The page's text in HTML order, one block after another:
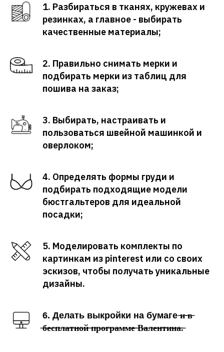
1. Разбираться в тканях, кружевах и
резинках, а главное - выбирать
качественные материалы;
2. Правильно снимать мерки и
подбирать мерки из таблиц для
пошива на заказ;
3. Выбирать, настраивать и
пользоваться швейной машинкой и
оверлоком;
4. Определять формы груди и
подбирать подходящие модели
бюстгальтеров для идеальной
посадки;
5. Моделировать комплекты по
картинкам из pinterest или со своих
эскизов, чтобы получать уникальные
дизайны.
6. Делать выкройки на бумаге̶и̶ ̶в̶
̶б̶е̶с̶п̶л̶а̶т̶н̶о̶й̶ ̶п̶р̶о̶г̶р̶а̶м̶м̶е̶ ̶В̶а̶л̶е̶н̶т̶и̶н̶а̶.̶